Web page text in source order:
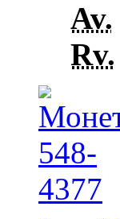
Av.
Rv.